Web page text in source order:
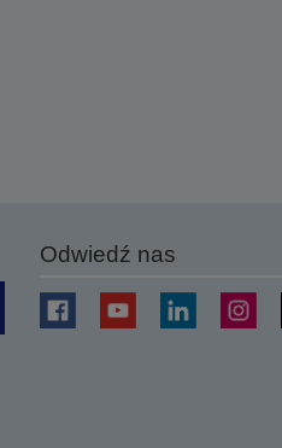
Odwiedź nas